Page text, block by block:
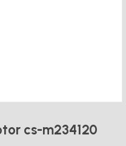
cs-m234120